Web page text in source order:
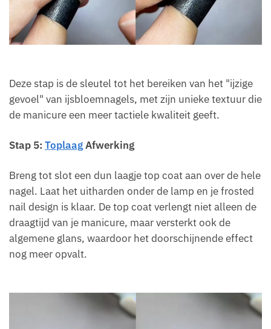
Deze stap is de sleutel tot het bereiken van het "ijzige
gevoel" van ijsbloemnagels, met zijn unieke textuur die
de manicure een meer tactiele kwaliteit geeft.
Stap 5: ToplaagAfwerking
Breng tot slot een dun laagje top coat aan over de hele
nagel. Laat het uitharden onder de lamp en je frosted
nail design is klaar. De top coat verlengt niet alleen de
draagtijd van je manicure, maar versterkt ook de
algemene glans, waardoor het doorschijnende effect
nog meer opvalt.